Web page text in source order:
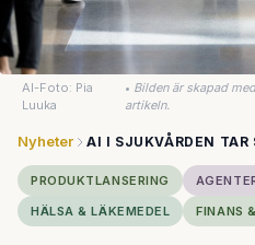
AI-Foto: Pia
Luuka
• Bilden är skapad
artikeln.
Nyheter AI I SJUKVÅRDEN TAR
PRODUKTLANSERING
HÄLSA & LÄKEMEDEL
FINANS